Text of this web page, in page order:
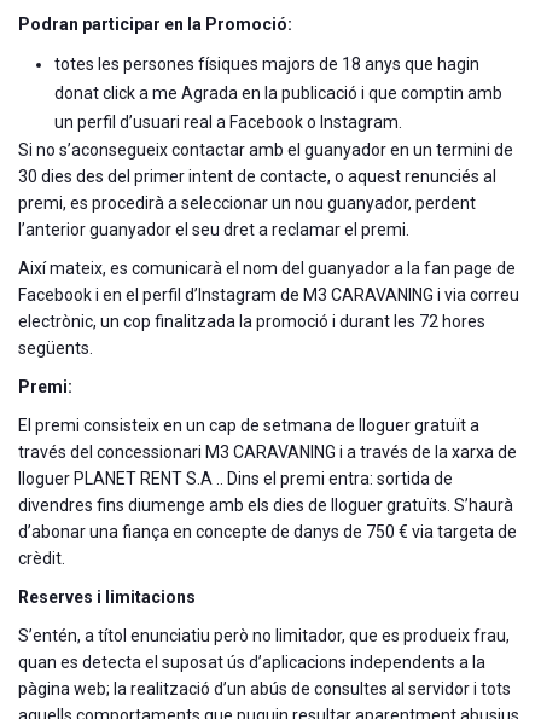
Podran participar en la Promoció:
totes les persones físiques majors de 18 anys que hagin
donat click a me Agrada en la publicació i que comptin amb
un perfil d’usuari real a Facebook o Instagram.
Si no s’aconsegueix contactar amb el guanyador en un termini de
30 dies des del primer intent de contacte, o aquest renunciés al
premi, es procedirà a seleccionar un nou guanyador, perdent
l’anterior guanyador el seu dret a reclamar el premi.
Així mateix, es comunicarà el nom del guanyador a la fan page de
Facebook i en el perfil d’Instagram de M3 CARAVANING i via correu
electrònic, un cop finalitzada la promoció i durant les 72 hores
següents.
Premi:
El premi consisteix en un cap de setmana de lloguer gratuït a
través del concessionari M3 CARAVANING i a través de la xarxa de
lloguer PLANET RENT S.A .. Dins el premi entra: sortida de
divendres fins diumenge amb els dies de lloguer gratuïts. S’haurà
d’abonar una fiança en concepte de danys de 750 € via targeta de
crèdit.
Reserves i limitacions
S’entén, a títol enunciatiu però no limitador, que es produeix frau,
quan es detecta el suposat ús d’aplicacions independents a la
pàgina web; la realització d’un abús de consultes al servidor i tots
aquells comportaments que puguin resultar aparentment abusius